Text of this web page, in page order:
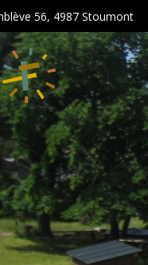
56, 4987 Stoumont